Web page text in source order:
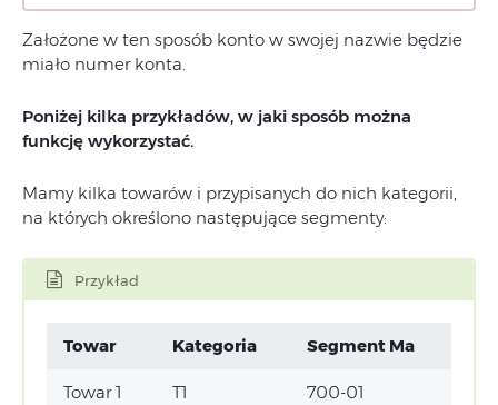
Założone w ten sposób konto w swojej nazwie będzie
miało numer konta.
Poniżej kilka przykładów, w jaki sposób można
funkcję wykorzystać.
Mamy kilka towarów i przypisanych do nich kategorii,
na których określono następujące segmenty:
Przykład
Towar Kategoria Segment Ma
Towar 1 T1 700-01